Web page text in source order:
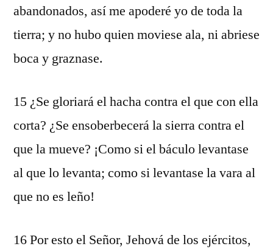
abandonados, así me apoderé yo de toda la
tierra; y no hubo quien moviese ala, ni abriese
boca y graznase.
15 ¿Se gloriará el hacha contra el que con ella
corta? ¿Se ensoberbecerá la sierra contra el
que la mueve? ¡Como si el báculo levantase
al que lo levanta; como si levantase la vara al
que no es leño!
16 Por esto el Señor, Jehová de los ejércitos,